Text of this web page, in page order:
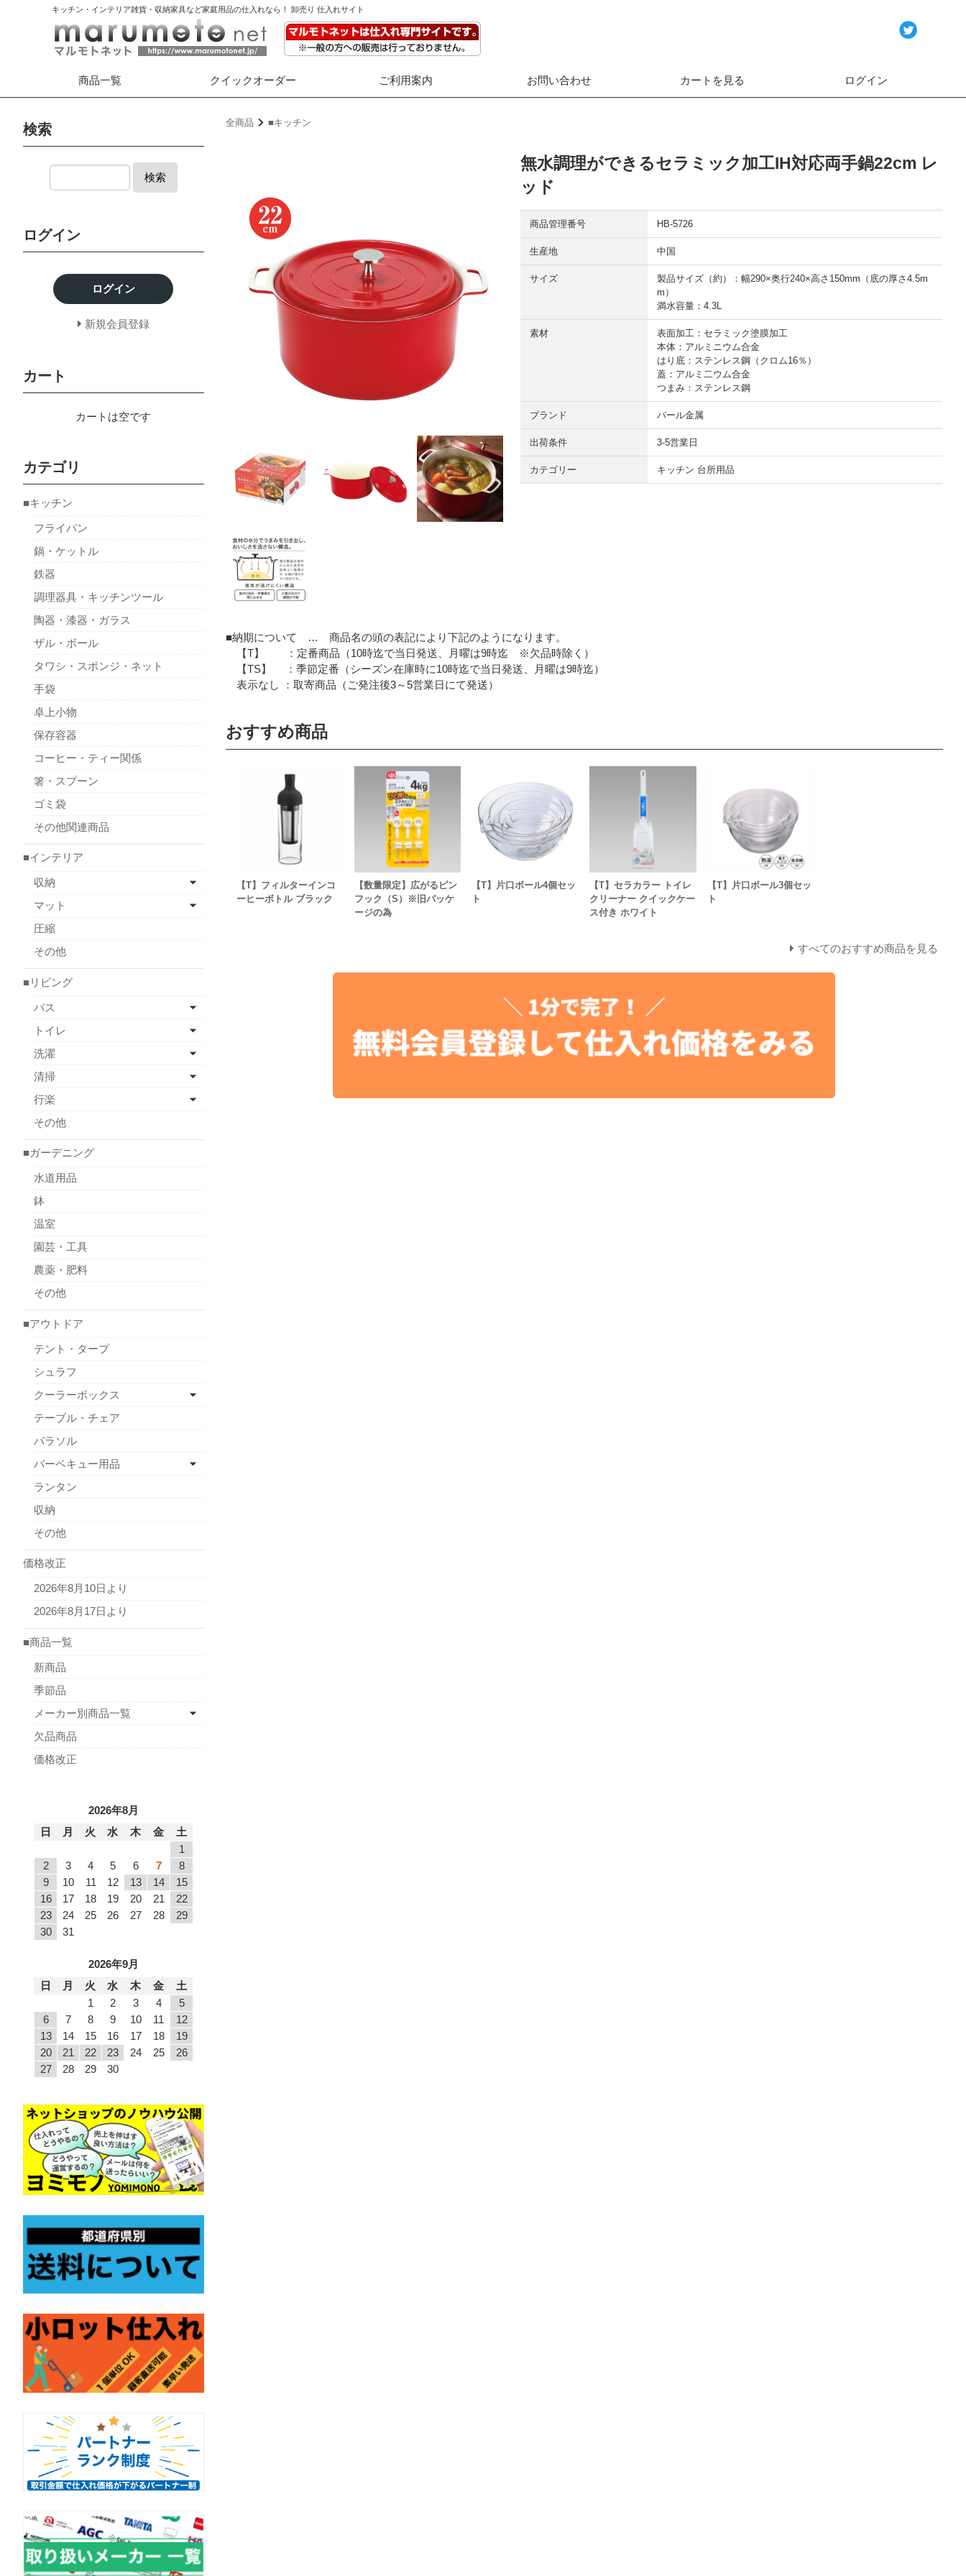
キッチン・インテリア雑貨・収納家具など家庭用品の仕入れなら！ 卸売り 仕入れサイト
商品一覧 クイックオーダー ご利用案内 お問い合わせ カートを見る ログイン
全商品 ■キッチン
無水調理ができるセラミック加工IH対応両手鍋22cm レ
ッド
商品管理番号 HB-5726
生産地 中国
サイズ
製品サイズ（約）：幅290×奥行240×高さ150mm（底の厚さ4.5m
m）
満水容量：4.3L
素材
表面加工：セラミック塗膜加工
本体：アルミニウム合金
はり底：ステンレス鋼（クロム16％）
蓋：アルミ二ウム合金
つまみ：ステンレス鋼
ブランド パール金属
出荷条件 3-5営業日
カテゴリー キッチン 台所用品
■納期について … 商品名の頭の表記により下記のようになります。
【T】 ：定番商品（10時迄で当日発送、月曜は9時迄 ※欠品時除く）
【TS】 ：季節定番（シーズン在庫時に10時迄で当日発送、月曜は9時迄）
表示なし ：取寄商品（ご発注後3～5営業日にて発送）
おすすめ商品
【T】フィルターインコ
ーヒーボトル ブラック
【数量限定】広がるピン
フック（S）※旧パッケ
ージの為
【T】片口ボール4個セッ
ト
【T】セラカラー トイレ
クリーナー クイックケー
ス付き ホワイト
【T】片口ボール3個セッ
ト
すべてのおすすめ商品を見る
検索
検索
ログイン
ログイン
新規会員登録
カート
カートは空です
カテゴリ
■キッチン
フライパン
鍋・ケットル
鉄器
調理器具・キッチンツール
陶器・漆器・ガラス
ザル・ボール
タワシ・スポンジ・ネット
手袋
卓上小物
保存容器
コーヒー・ティー関係
箸・スプーン
ゴミ袋
その他関連商品
■インテリア
収納
マット
圧縮
その他
■リビング
バス
トイレ
洗濯
清掃
行楽
その他
■ガーデニング
水道用品
鉢
温室
園芸・工具
農薬・肥料
その他
■アウトドア
テント・タープ
シュラフ
クーラーボックス
テーブル・チェア
パラソル
バーベキュー用品
ランタン
収納
その他
価格改正
2026年8月10日より
2026年8月17日より
■商品一覧
新商品
季節品
メーカー別商品一覧
欠品商品
価格改正
2026年8月
日
月 火 水 木 金
土
1
2
3 4 5 6 7
8
9
10 11 12 13 14
15
16
17 18 19 20 21
22
23
24 25 26 27 28
29
30
31
2026年9月
日
月 火 水 木 金
土
1
2 3 4
5
6
7 8 9 10 11
12
13
14 15 16 17 18
19
20
21 22 23 24 25
26
27
28 29 30